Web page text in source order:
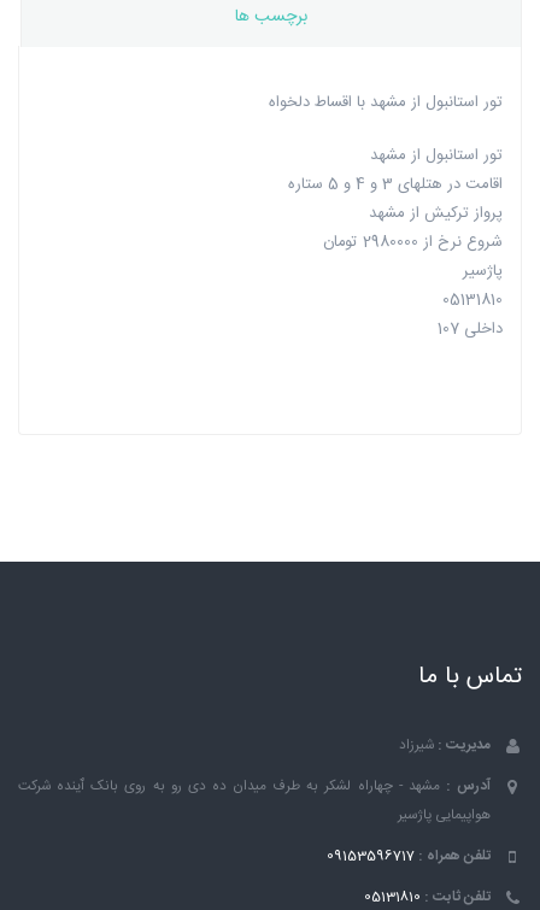
برچسب ها
تور استانبول از مشهد با اقساط دلخواه
تور استانبول از مشهد
اقامت در هتلهای 3 و 4 و 5 ستاره
پرواز ترکیش از مشهد
شروع نرخ از 2980000 تومان
پاژسیر
05131810
داخلی 107
تماس با ما
مدیریت : شیرزاد
آدرس : مشهد - چهاراه لشکر به طرف میدان ده دی رو به روی بانک ٱینده شرکت
هواپیمایی پاژسیر
تلفن همراه : 09153596717
تلفن ثابت : 05131810